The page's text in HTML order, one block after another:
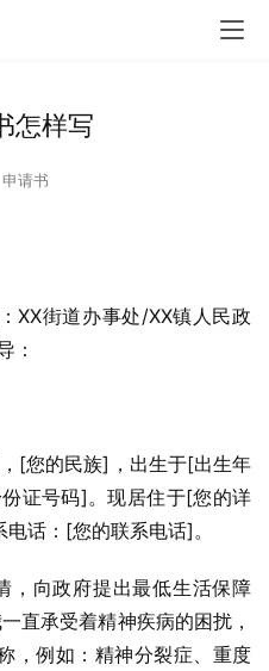
怎样写
申请书
XX街道办事处/XX镇人民政
：
[您的民族]，出生于[出生年
证号码]。现居住于[您的详
话：[您的联系电话]。
，向政府提出最低生活保障
直承受着精神疾病的困扰，
，例如：精神分裂症、重度